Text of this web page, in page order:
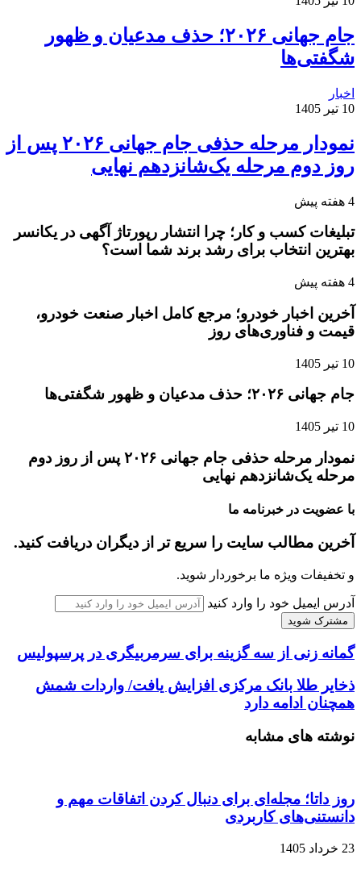
جام جهانی ۲۰۲۶؛ حذف مدعیان و ظهور
شگفتی‌ها
اخبار
10 تیر 1405
نمودار مرحله حذفی جام جهانی ۲۰۲۶ پس از
روز دوم مرحله یک‌شانزدهم نهایی
4 هفته پیش
تبلیغات کسب و کار؛ چرا انتشار رپورتاژ آگهی در یکانسر
بهترین انتخاب برای رشد برند شما است؟
4 هفته پیش
آخرین اخبار خودرو؛ مرجع کامل اخبار صنعت خودرو،
قیمت و فناوری‌های روز
10 تیر 1405
جام جهانی ۲۰۲۶؛ حذف مدعیان و ظهور شگفتی‌ها
10 تیر 1405
نمودار مرحله حذفی جام جهانی ۲۰۲۶ پس از روز دوم
مرحله یک‌شانزدهم نهایی
با عضویت در خبرنامه ما
آخرین مطالب سایت را سریع تر از دیگران دریافت کنید.
و تخفیفات ویژه ما برخوردار شوید.
آدرس ایمیل خود را وارد کنید
گمانه زنی از سه گزینه برای سرمربیگری در پرسپولیس
ذخایر طلا بانک مرکزی افزایش یافت/ واردات شمش
همچنان ادامه دارد
نوشته های مشابه
روز داتا؛ مجله‌ای برای دنبال کردن اتفاقات مهم و
دانستنی‌های کاربردی
23 خرداد 1405